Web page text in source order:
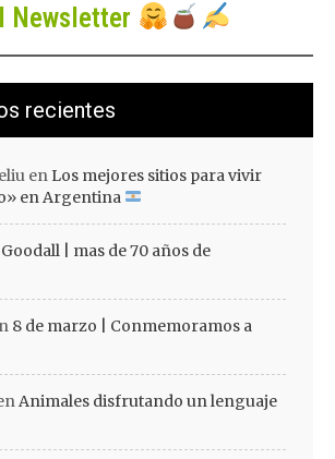
Newsletter
recientes
en Los mejores sitios para vivir
en Argentina
| mas de 70 años de
8 de marzo | Conmemoramos a
Animales disfrutando un lenguaje